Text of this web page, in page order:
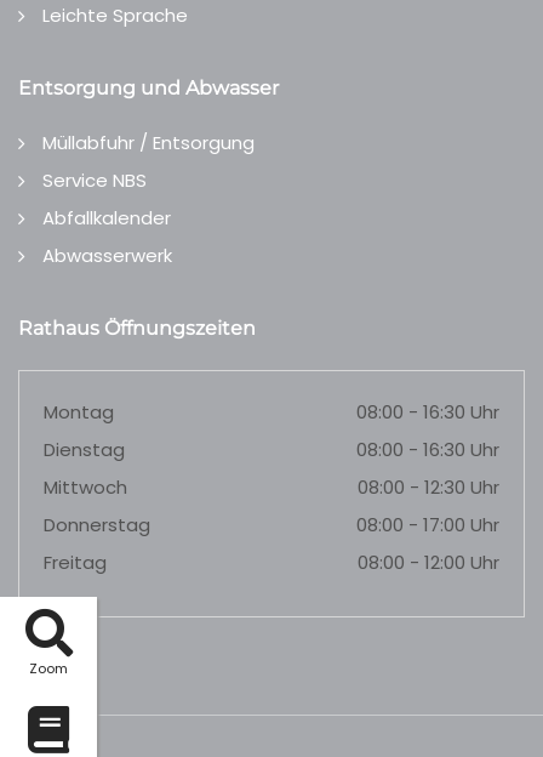
Zoom
Leichte Sprache
Entsorgung und Abwasser
Müllabfuhr / Entsorgung
Service NBS
Abfallkalender
Abwasserwerk
Rathaus Öffnungszeiten
Montag
08:00 - 16:30 Uhr
Dienstag
08:00 - 16:30 Uhr
Mittwoch
08:00 - 12:30 Uhr
Donnerstag
08:00 - 17:00 Uhr
Freitag
08:00 - 12:00 Uhr